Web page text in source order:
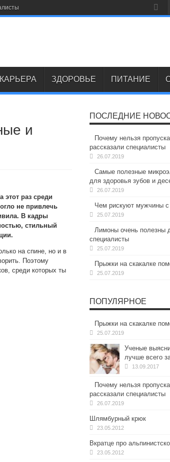
КАРЬЕРА ЗДОРОВЬЕ ПИТАНИЕ
и
раз среди
не привлечь
В кадры
стильный
на спине, но и в
Поэтому
среди которых ты
ПОСЛЕДНИЕ
Почему нельзя
рассказали специалисты
26.07.2019
Самые полезные
для здоровья зубов и
26.07.2019
Чем рискуют мужчины с
25.07.2019
Лимоны очень полезны
специалисты
25.07.2019
Прыжки на скакалке
25.07.2019
ПОПУЛЯРНОЕ
Прыжки на скакалке
25.07.2019
Ученые
лучше всего
13.09.2017
Почему нельзя
рассказали специалисты
26.07.2019
Шлямбурный крюк
23.05.2012
Вкратце про
23.05.2012